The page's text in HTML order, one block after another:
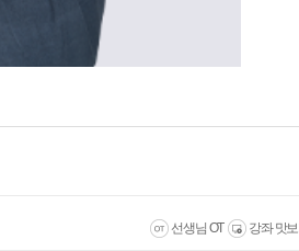
선생님 OT 강좌 맛보